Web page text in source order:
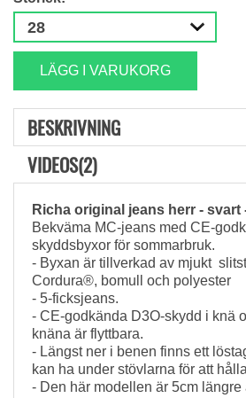
LÄGG I VARUKORG
BESKRIVNING
VIDEOS(2)
Richa original jeans herr - svart
Bekväma MC-jeans med CE-
skyddsbyxor för sommarbruk.
- Byxan är tillverkad av mjukt
Cordura®, bomull och polyester
- 5-ficksjeans.
- CE-godkända D3O-skydd i knä
knäna är flyttbara.
- Längst ner i benen finns ett
kan ha under stövlarna för att
- Den här modellen är 5cm längre